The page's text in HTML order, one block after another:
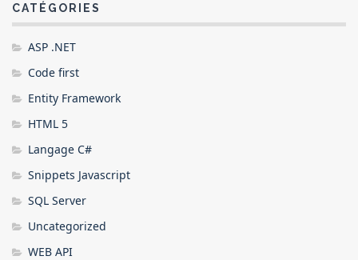
CATÉGORIES
ASP .NET
Code first
Entity Framework
HTML 5
Langage C#
Snippets Javascript
SQL Server
Uncategorized
WEB API